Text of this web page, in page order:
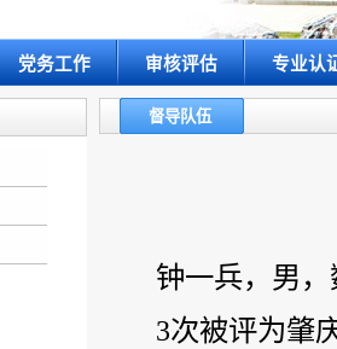
党务工作 审核评估 专业认
督导队伍
钟一兵，男
3次被评为肇